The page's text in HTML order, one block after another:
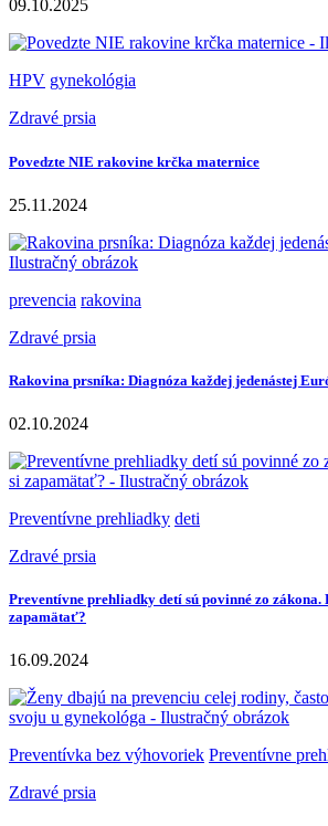
09.10.2025
HPV gynekológia
Zdravé prsia
Povedzte NIE rakovine krčka maternice
25.11.2024
prevencia rakovina
Zdravé prsia
Rakovina prsníka: Diagnóza každej jedenástej
02.10.2024
Preventívne prehliadky deti
Zdravé prsia
Preventívne prehliadky detí sú povinné zo zákona.
zapamätať?
16.09.2024
Preventívka bez výhovoriek Preventívne
Zdravé prsia